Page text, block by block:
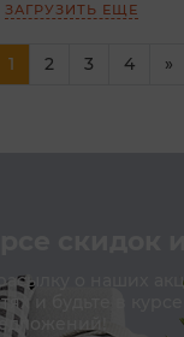
ЗАГРУЗИТЬ ЕЩЕ
1(current)
2 3 4 »
скидок
о наших
и будьте в